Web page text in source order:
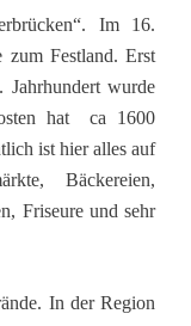
Im 16.
zum Festland. Erst
Jahrhundert wurde
hat ca 1600
ist hier alles auf
Bäckereien,
Friseure und sehr
In der Region